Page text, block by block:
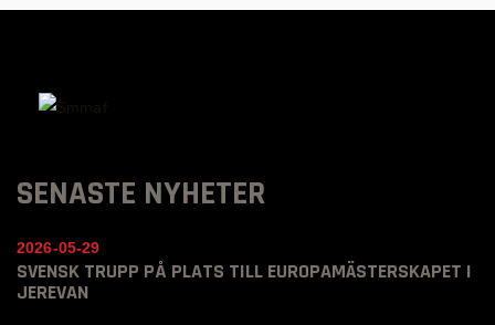
SENASTE NYHETER
SVENSK TRUPP PÅ PLATS TILL EUROPAMÄSTERSKAPET I
JEREVAN
2026-05-29